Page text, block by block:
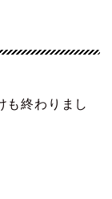
も終わりまし